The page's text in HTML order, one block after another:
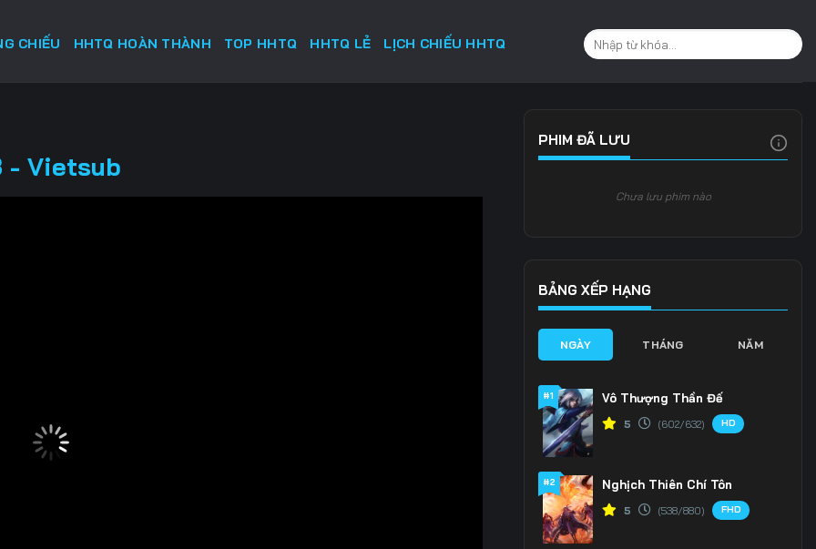
CHIẾU HHTQ HOÀN THÀNH TOP HHTQ HHTQ LẺ LỊCH CHIẾU HHTQ
- Vietsub
PHIM ĐÃ LƯU
Chưa lưu phim nào
BẢNG XẾP HẠNG
NGÀY THÁNG NĂM
#1 Vô Thượng Thần Đế
5 (602/632) HD
#2 Nghịch Thiên Chí Tôn
5 (538/880) FHD